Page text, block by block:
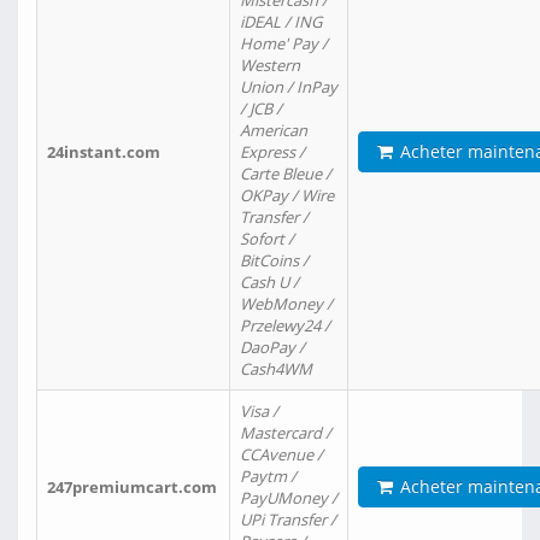
24instant.com
iDEAL / ING
Home' Pay /
Western
Union / InPay
/ JCB /
American
Express /
Carte Bleue /
OKPay / Wire
Transfer /
Sofort /
BitCoins /
Cash U /
WebMoney /
Przelewy24 /
DaoPay /
Cash4WM
Acheter
247premiumcart.com
Visa /
Mastercard /
CCAvenue /
Paytm /
PayUMoney /
UPi Transfer /
Acheter